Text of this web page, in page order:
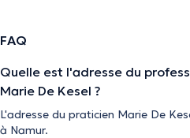
FAQ
Quelle est l'adresse du
Marie De Kesel ?
L'adresse du praticien Marie De
à Namur.